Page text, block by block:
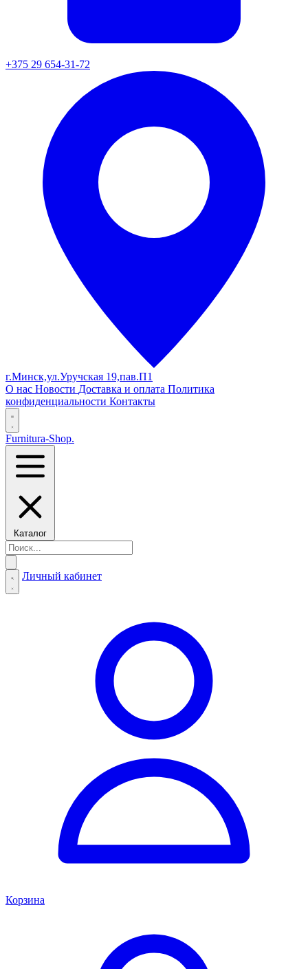
+375 29 654-31-72
г.Минск,ул.Уручская 19,пав.П1
О нас Новости Доставка и оплата Политика
конфиденциальности Контакты
Furnitura-Shop.
Каталог
Личный кабинет
Корзина